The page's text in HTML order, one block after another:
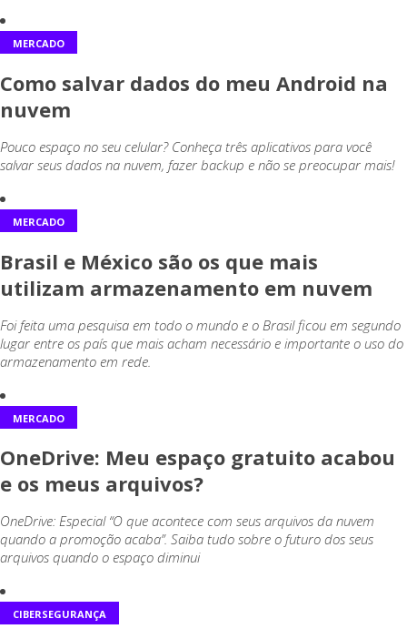
MERCADO
Como salvar dados do meu Android na
nuvem
Pouco espaço no seu celular? Conheça três aplicativos para você
salvar seus dados na nuvem, fazer backup e não se preocupar mais!
MERCADO
Brasil e México são os que mais
utilizam armazenamento em nuvem
Foi feita uma pesquisa em todo o mundo e o Brasil ficou em segundo
lugar entre os país que mais acham necessário e importante o uso do
armazenamento em rede.
MERCADO
OneDrive: Meu espaço gratuito acabou
e os meus arquivos?
OneDrive: Especial “O que acontece com seus arquivos da nuvem
quando a promoção acaba”. Saiba tudo sobre o futuro dos seus
arquivos quando o espaço diminui
CIBERSEGURANÇA